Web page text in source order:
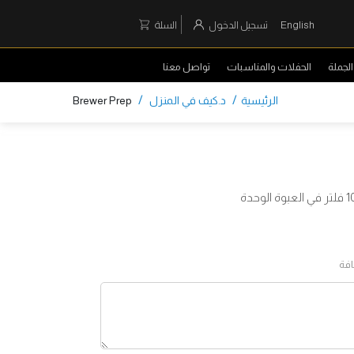
English تسجيل الدخول السلة
الحفلات والمناسبات تواصل معنا
الرئيسية / د.كيف في المنزل /
Brewer Prep